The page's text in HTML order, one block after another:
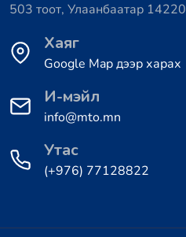
503 тоот, Улаанбаатар 14220
Хаяг
Google Map дээр харах
И-мэйл
info@mto.mn
Утас
(+976) 77128822